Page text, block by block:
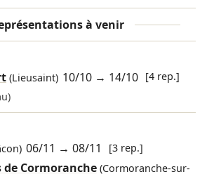
à venir
(Lieusaint) 10/10 → 14/10 [4 rep.]
06/11 →08/11 [3 rep.]
de Cormoranche (Cormoranche-sur-